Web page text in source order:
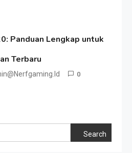
Panduan Lengkap untuk
Terbaru
0
Search